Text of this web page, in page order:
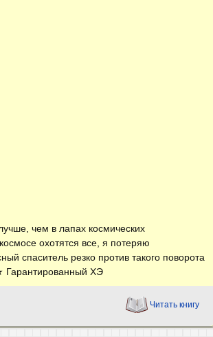
чем в лапах космических
охотятся все, я потеряю
спаситель резко против такого поворота
Гарантированный ХЭ
Читать книгу